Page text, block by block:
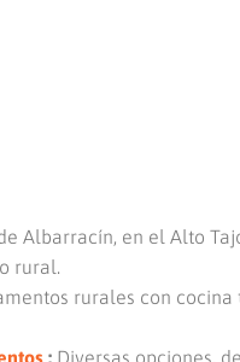
Albarracín, en el Alto
rural.
rurales con
: Diversas opciones,